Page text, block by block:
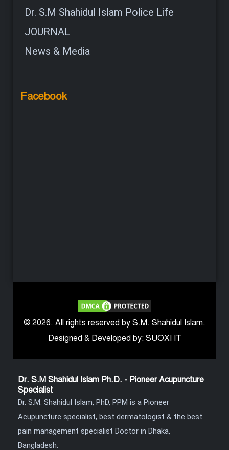
Dr. S.M Shahidul Islam Police Life
JOURNAL
News & Media
Facebook
© 2026. All rights reserved by S.M. Shahidul Islam.
Designed & Developed by: SUOXI IT
Dr. S.M Shahidul Islam Ph.D. - Pioneer Acupuncture
Specialist
Dr. S.M. Shahidul Islam, PhD, PPM is a Pioneer
Acupuncture specialist, best dermatologist & the best
pain management specialist Doctor in Dhaka,
Bangladesh.